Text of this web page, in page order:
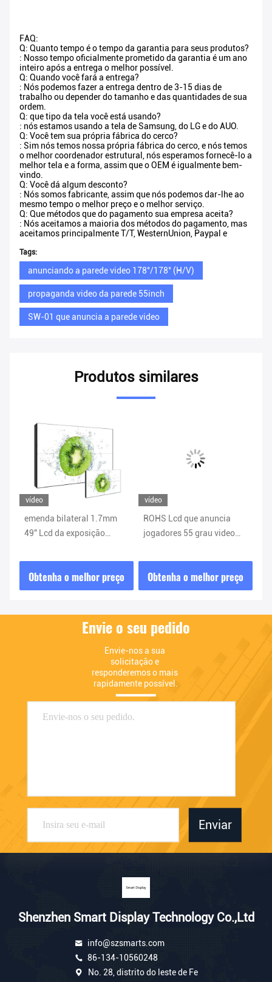
FAQ:
Q: Quanto tempo é o tempo da garantia para seus produtos?
: Nosso tempo oficialmente prometido da garantia é um ano
inteiro após a entrega o melhor possível.
Q: Quando você fará a entrega?
: Nós podemos fazer a entrega dentro de 3-15 dias de
trabalho ou depender do tamanho e das quantidades de sua
ordem.
Q: que tipo da tela você está usando?
: nós estamos usando a tela de Samsung, do LG e do AUO.
Q: Você tem sua própria fábrica do cerco?
: Sim nós temos nossa própria fábrica do cerco, e nós temos
o melhor coordenador estrutural, nós esperamos fornecê-lo a
melhor tela e a forma, assim que o OEM é igualmente bem-
vindo.
Q: Você dá algum desconto?
: Nós somos fabricante, assim que nós podemos dar-lhe ao
mesmo tempo o melhor preço e o melhor serviço.
Q: Que métodos que do pagamento sua empresa aceita?
: Nós aceitamos a maioria dos métodos do pagamento, mas
aceitamos principalmente T/T, WesternUnion, Paypal e
Tags:
anunciando a parede video 178°/178° (H/V)
propaganda video da parede 55inch
SW-01 que anuncia a parede video
Produtos similares
vídeo
emenda bilateral 1.7mm
49" Lcd da exposição
de propaganda do Lcd
Obtenha o melhor preço
vídeo
ROHS Lcd que anuncia
jogadores 55 grau video
da polegada
Obtenha o melhor preço
Envie o seu pedido
Envie-nos a sua
solicitação e
responderemos o mais
rapidamente possível.
Enviar
Shenzhen Smart Display Technology Co.,Ltd
info@szsmarts.com
86-134-10560248
No. 28, distrito do leste de Fe